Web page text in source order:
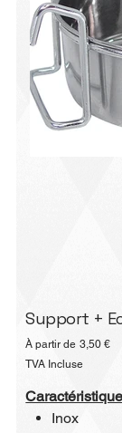
Support +
À partir de Prix
3,50 €
TVA Incluse
Inox